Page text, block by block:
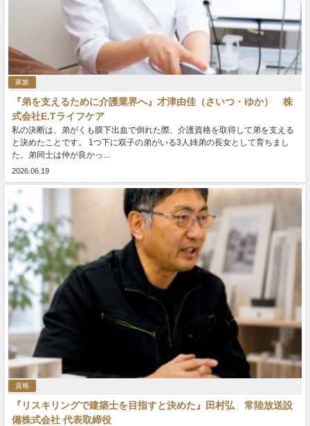
家族
『弟を支えるために介護業界へ』才津由佳（さいつ・ゆか） 株
式会社E.Tライフケア
私の決断は、弟がくも膜下出血で倒れた際、介護資格を取得して弟を支える
と決めたことです。 1つ下に双子の弟がいる3人姉弟の長女として育ちまし
た。弟同士は仲が良かっ...
2026.06.19
資格
『リスキリングで建築士を目指すと決めた』田村弘 常陸放送設
備株式会社 代表取締役